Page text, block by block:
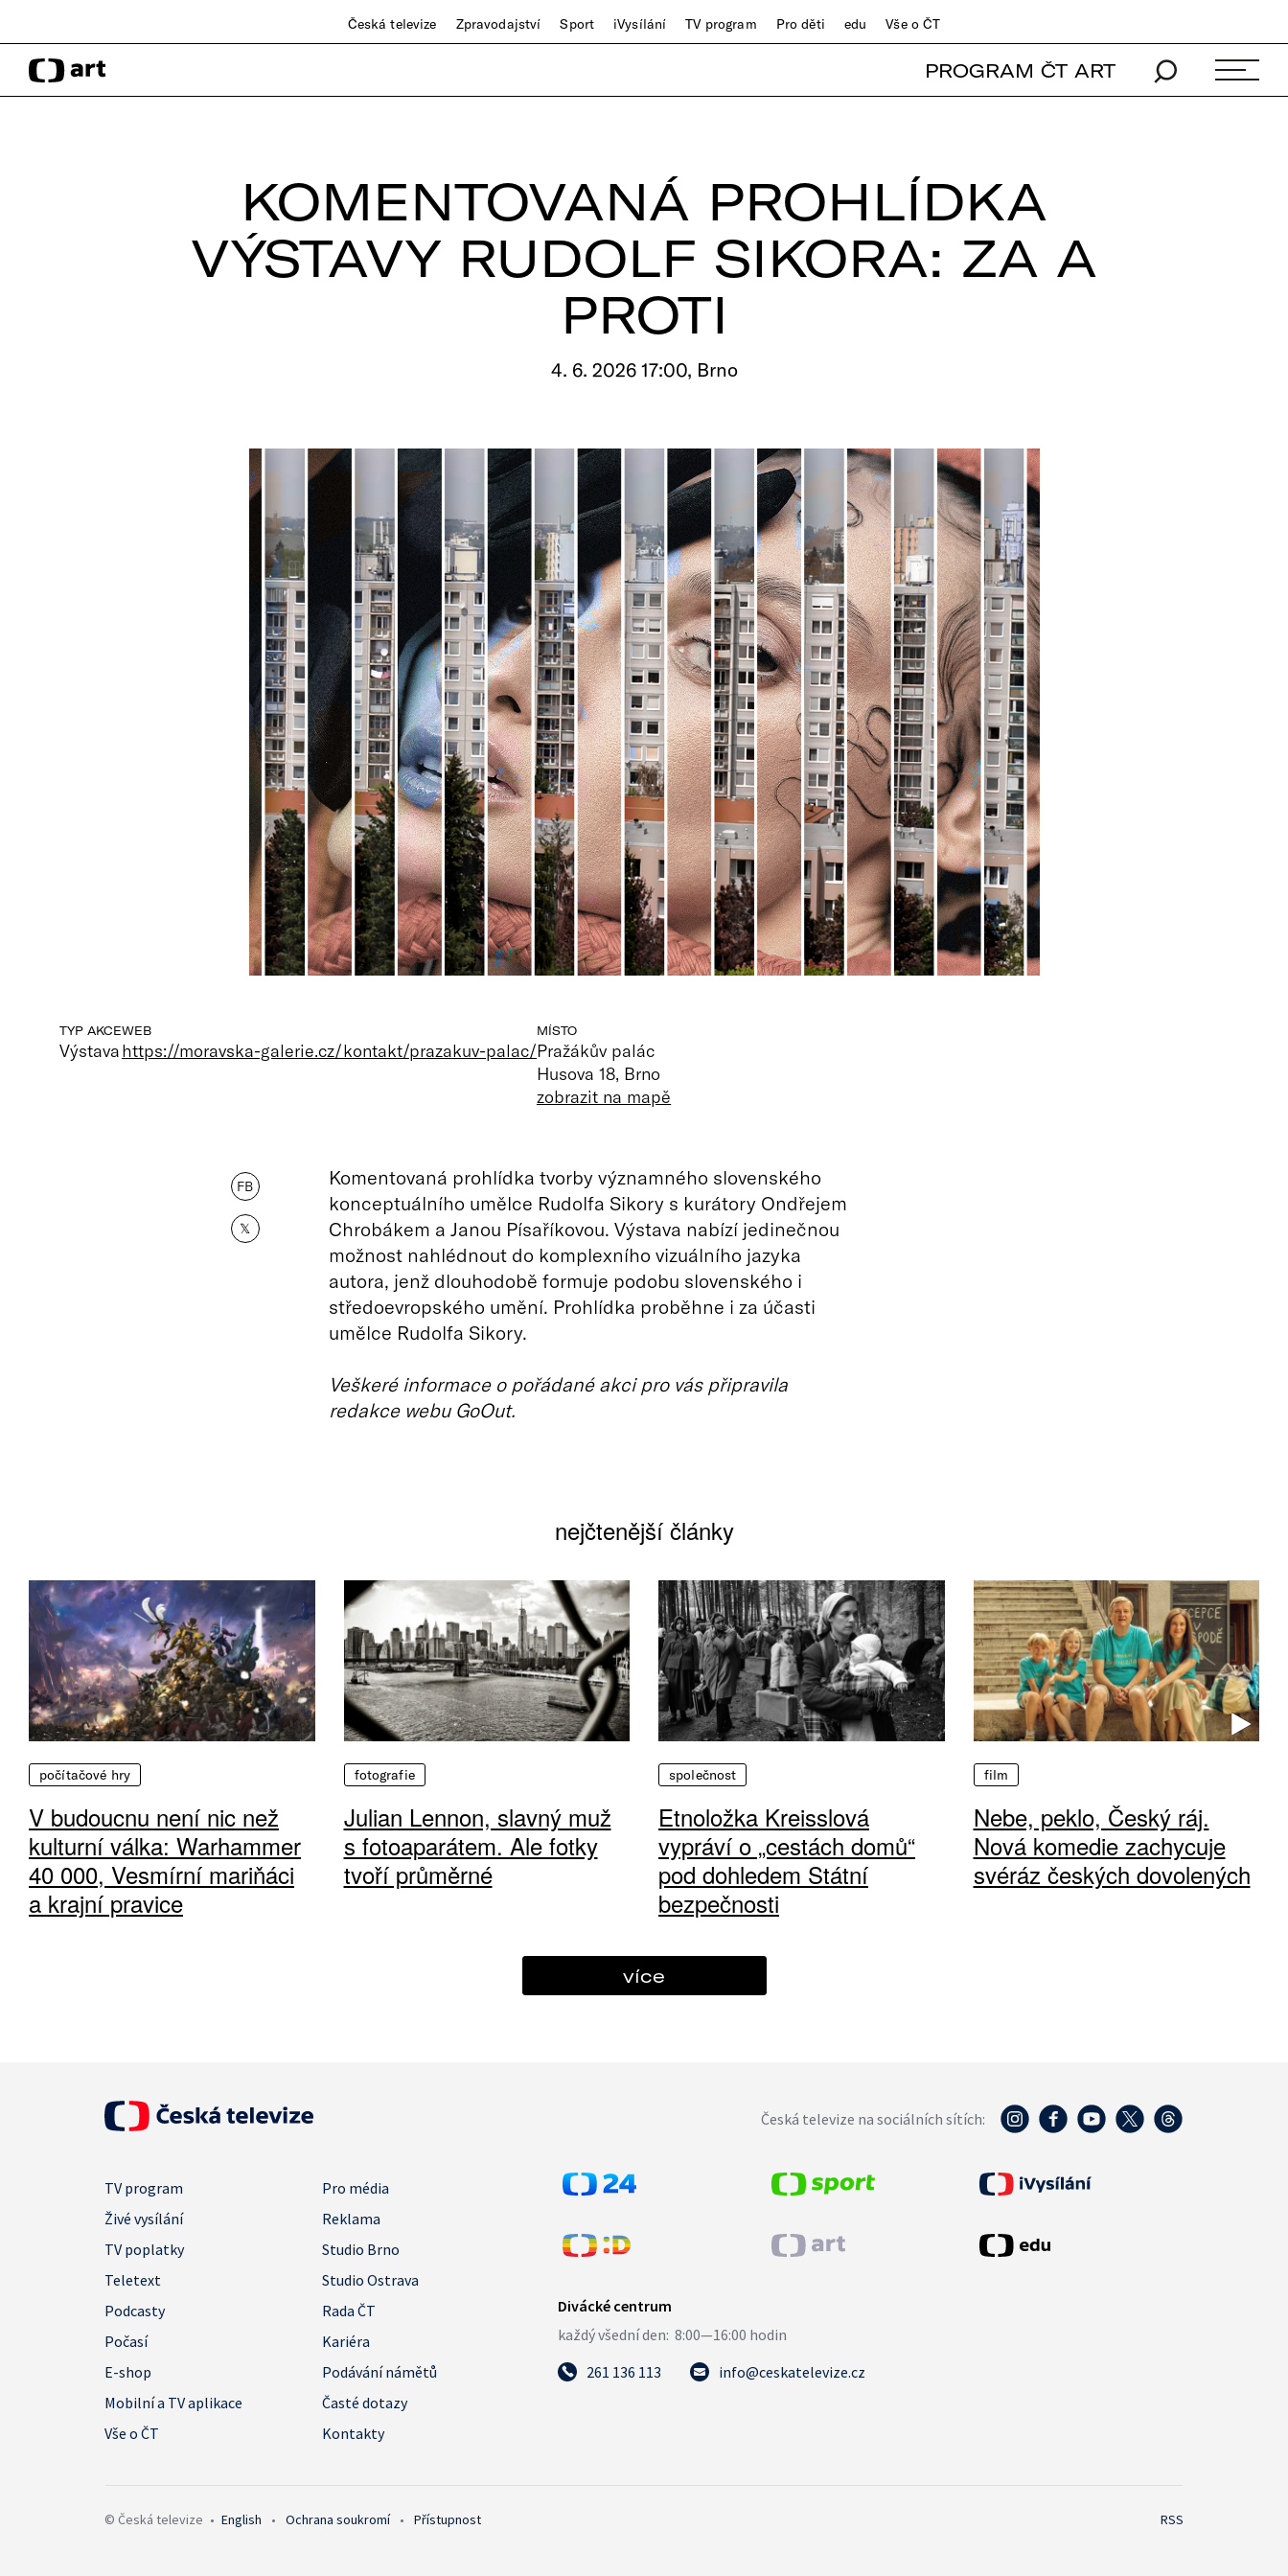
Česká televize Zpravodajství Sport iVysílání TV program Pro děti edu Vše o ČT
PROGRAM ČT ART
KOMENTOVANÁ PROHLÍDKA
VÝSTAVY RUDOLF SIKORA: ZA A
PROTI
4. 6. 2026 17:00, Brno
TYP AKCE
Výstava
WEB
https://moravska-galerie.cz/kontakt/prazakuv-palac/
MÍSTO
Pražákův palác
Husova 18, Brno
zobrazit na mapě
FB
𝕏
Komentovaná prohlídka tvorby významného slovenského
konceptuálního umělce Rudolfa Sikory s kurátory Ondřejem
Chrobákem a Janou Písaříkovou. Výstava nabízí jedinečnou
možnost nahlédnout do komplexního vizuálního jazyka
autora, jenž dlouhodobě formuje podobu slovenského i
středoevropského umění. Prohlídka proběhne i za účasti
umělce Rudolfa Sikory.
Veškeré informace o pořádané akci pro vás připravila
redakce webu GoOut.
nejčtenější články
počítačové hry
V budoucnu není nic než
kulturní válka: Warhammer
40 000, Vesmírní mariňáci
a krajní pravice
fotografie
Julian Lennon, slavný muž
s fotoaparátem. Ale fotky
tvoří průměrné
společnost
Etnoložka Kreisslová
vypráví o „cestách domů“
pod dohledem Státní
bezpečnosti
film
Nebe, peklo, Český ráj.
Nová komedie zachycuje
svéráz českých dovolených
více
Česká televize na sociálních sítích:
TV program
Pro média
Živé vysílání
Reklama
TV poplatky
Studio Brno
Teletext
Studio Ostrava
Podcasty
Rada ČT
Počasí
Kariéra
E-shop
Podávání námětů
Mobilní a TV aplikace
Časté dotazy
Vše o ČT
Kontakty
261 136 113 info@ceskatelevize.cz
© Česká televize • English • Ochrana soukromí • Přístupnost RSS